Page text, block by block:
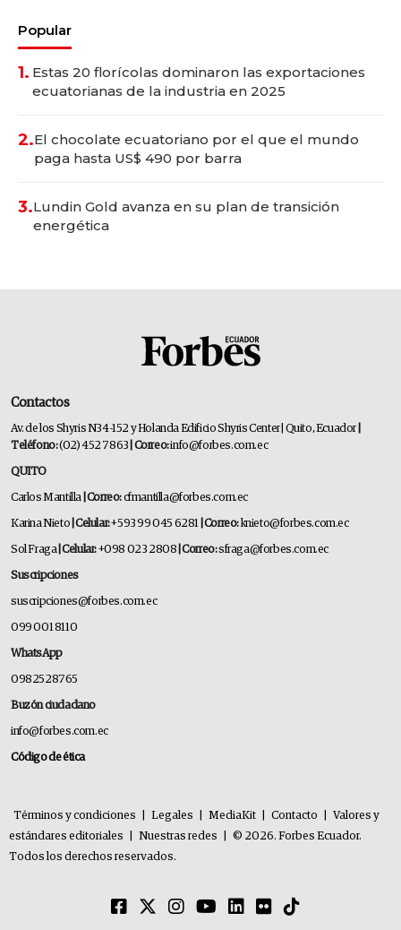
Popular
1. Estas 20 florícolas dominaron las exportaciones
ecuatorianas de la industria en 2025
2.El chocolate ecuatoriano por el que el mundo
paga hasta US$ 490 por barra
3.Lundin Gold avanza en su plan de transición
energética
Contactos
Av. de los Shyris N34-152 y Holanda Edificio Shyris Center | Quito, Ecuador
Teléfono:(02) 452 7863 | Correo:info@forbes.com.ec
QUITO
Carlos Mantilla | Correo:cfmantilla@forbes.com.ec
Karina Nieto | Celular:+593 99 045 6281 | Correo: knieto@forbes.com.ec
Sol Fraga | Celular:+098 023 2808 | Correo:sfraga@forbes.com.ec
Suscripciones
suscripciones@forbes.com.ec
099 001 8110
WhatsApp
0982528765
Buzón ciudadano
info@forbes.com.ec
Código de ética
Términos y condiciones Legales MediaKit Contacto
Valores y
estándares editoriales
Nuestras redes
© 2026. Forbes Ecuador.
Todos los derechos reservados.